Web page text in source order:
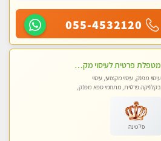
055-4532120
מטפלת פרטית לעיסוי מקצועי מפנק פרטי מאוד ללא מין !!!
עיסוי מפנק, עיסוי מקצועי, עיסוי
בקלניקה פרטית, מתחמי ספא מפנק,
פלטינה